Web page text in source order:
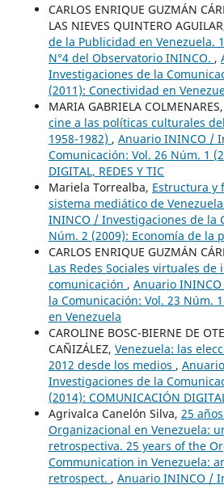
CARLOS ENRIQUE GUZMÁN
LAS NIEVES QUINTERO
de la Publicidad en Venezuela.
N°4 del Observatorio ININCO. ,
Investigaciones de la
(2011): Conectividad en
MARIA GABRIELA COLMENARES,
cine a las políticas culturales
1958-1982) , Anuario ININCO /
Comunicación: Vol. 26 Núm. 1
DIGITAL, REDES Y TIC
Mariela Torrealba, Estructura y
sistema mediático de
ININCO / Investigaciones de la
Núm. 2 (2009): Economía de la
CARLOS ENRIQUE GUZMÁN
Las Redes Sociales virtuales de
comunicación , Anuario
la Comunicación: Vol. 23 Núm.
en Venezuela
CAROLINE BOSC-BIERNE DE
CAÑIZÁLEZ, Venezuela: las
2012 desde los medios ,
Investigaciones de la
(2014): COMUNICACIÓN
Agrivalca Canelón Silva, 25
Organizacional en Venezuela:
retrospectiva. 25 years of the
Communication in Venezuela:
retrospect. , Anuario ININCO /